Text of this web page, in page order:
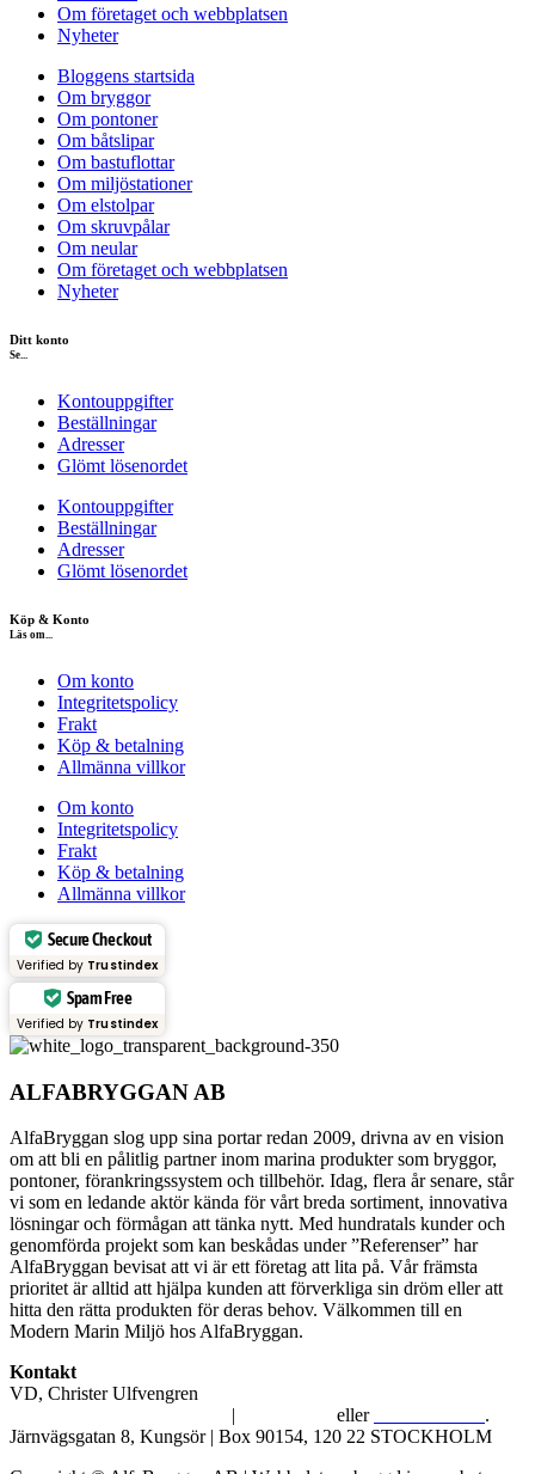
Om företaget och webbplatsen
Nyheter
Bloggens startsida
Om bryggor
Om pontoner
Om båtslipar
Om bastuflottar
Om miljöstationer
Om elstolpar
Om skruvpålar
Om neular
Om företaget och webbplatsen
Nyheter
Ditt konto
Se...
Kontouppgifter
Beställningar
Adresser
Glömt lösenordet
Kontouppgifter
Beställningar
Adresser
Glömt lösenordet
Köp & Konto
Läs om...
Om konto
Integritetspolicy
Frakt
Köp & betalning
Allmänna villkor
Om konto
Integritetspolicy
Frakt
Köp & betalning
Allmänna villkor
Secure Checkout
Verified by Trustindex
Spam Free
Verified by Trustindex
ALFABRYGGAN AB
AlfaBryggan slog upp sina portar redan 2009, drivna av en vision
om att bli en pålitlig partner inom marina produkter som bryggor,
pontoner, förankringssystem och tillbehör. Idag, flera år senare, står
vi som en ledande aktör kända för vårt breda sortiment, innovativa
lösningar och förmågan att tänka nytt. Med hundratals kunder och
genomförda projekt som kan beskådas under ”Referenser” har
AlfaBryggan bevisat att vi är ett företag att lita på. Vår främsta
prioritet är alltid att hjälpa kunden att förverkliga sin dröm eller att
hitta den rätta produkten för deras behov. Välkommen till en
Modern Marin Miljö hos AlfaBryggan.
Kontakt
VD, Christer Ulfvengren
| eller
.
Järnvägsgatan 8, Kungsör | Box 90154, 120 22 STOCKHOLM